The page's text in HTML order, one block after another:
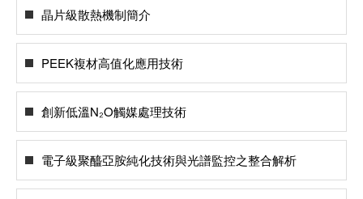
晶片級散熱機制簡介
PEEK複材高值化應用技術
創新低溫N₂O觸媒處理技術
電子級聚醯亞胺純化技術與光譜監控之整合解析